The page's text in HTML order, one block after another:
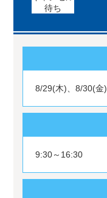
待ち
8/29(木)、8/30(金)
9:30～16:30